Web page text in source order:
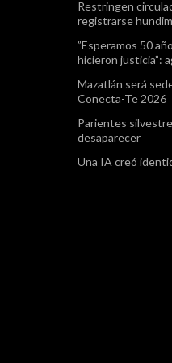
Restringen
registrarse
”Esperamos 50
hicieron justicia”:
Mazatlán será
Conecta-Te 2026
Parientes
desaparecer
Una IA creó